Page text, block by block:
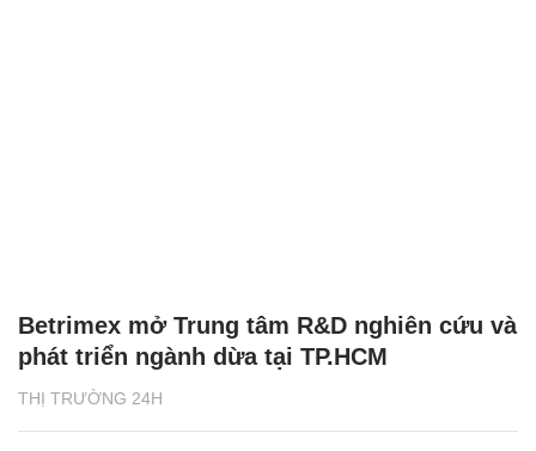
THỊ TRƯỜNG 24H
Betrimex mở Trung tâm R&D nghiên cứu và
phát triển ngành dừa tại TP.HCM